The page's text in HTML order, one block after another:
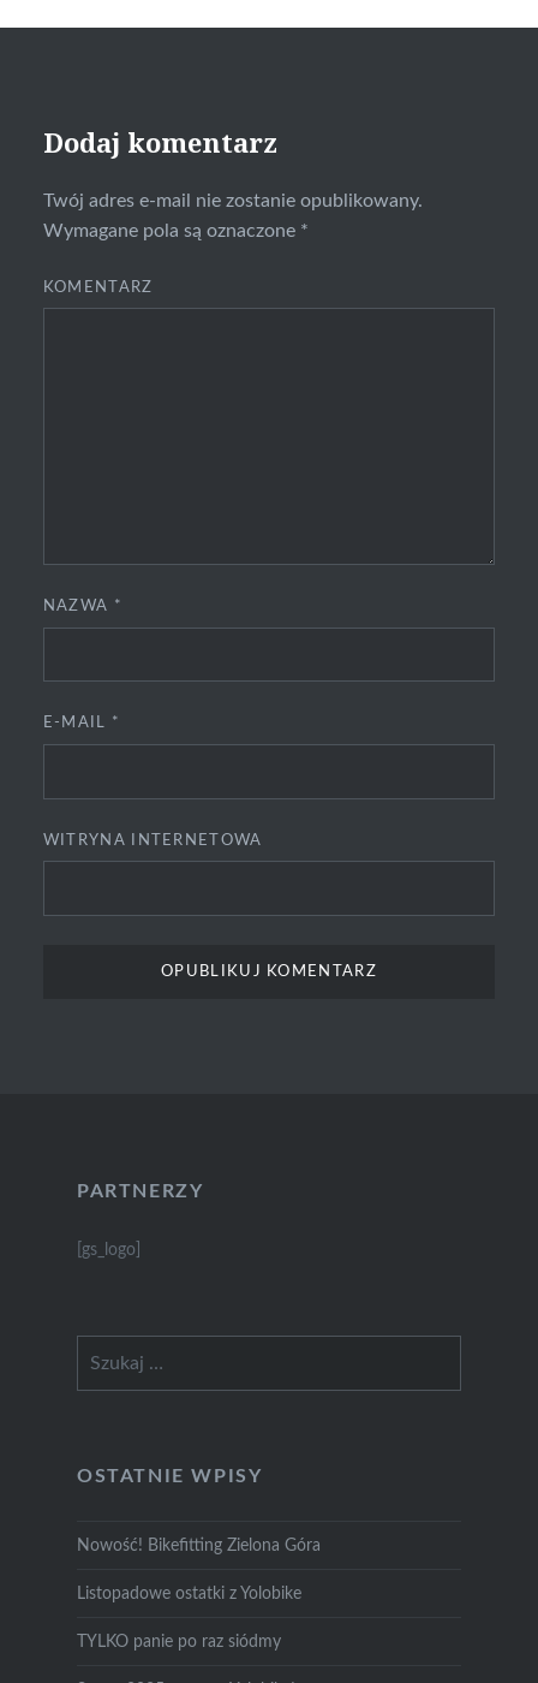
Dodaj komentarz
Twój adres e-mail nie zostanie opublikowany.
Wymagane pola są oznaczone *
KOMENTARZ
NAZWA *
E-MAIL *
WITRYNA INTERNETOWA
PARTNERZY
[gs_logo]
OSTATNIE WPISY
Nowość! Bikefitting Zielona Góra
Listopadowe ostatki z Yolobike
TYLKO panie po raz siódmy